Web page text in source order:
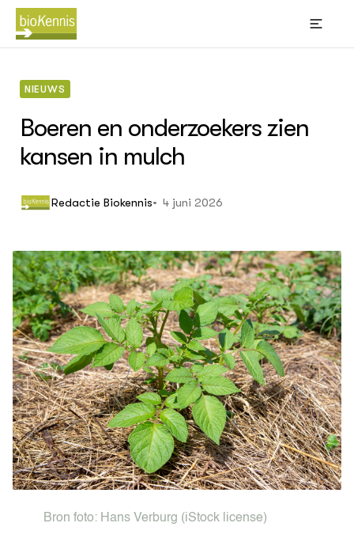
BIOKENNIS
Leren
ACTUEEL
Nieuws
Dossiers
Agenda
OVER
Over ons
NIEUWS
Boeren en onderzoekers zien
kansen in mulch
Redactie Biokennis 4 juni 2026
Bron foto: Hans Verburg (iStock license)